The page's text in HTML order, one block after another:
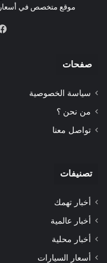
موقع متخصص في أسعار
صفحات
سياسة الخصوصية
من نحن ؟
تواصل معنا
تصنيفات
أخبار تهمك
أخبار عالمية
أخبار محلية
أسعار السيارات